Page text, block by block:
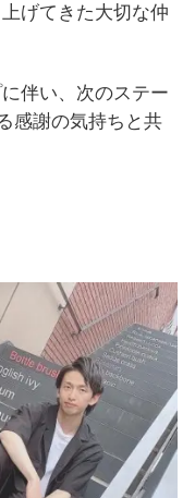
げてきた大切な仲
伴い、次のステー
感謝の気持ちと共